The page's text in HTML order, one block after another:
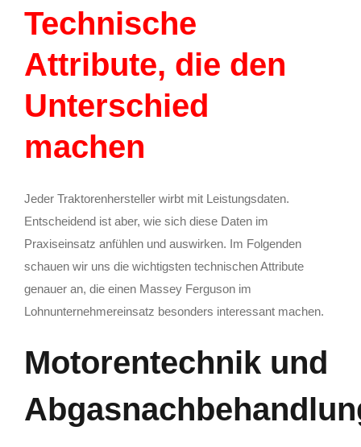
Technische
Attribute, die den
Unterschied
machen
Jeder Traktorenhersteller wirbt mit Leistungsdaten.
Entscheidend ist aber, wie sich diese Daten im
Praxiseinsatz anfühlen und auswirken. Im Folgenden
schauen wir uns die wichtigsten technischen Attribute
genauer an, die einen Massey Ferguson im
Lohnunternehmereinsatz besonders interessant machen.
Motorentechnik und